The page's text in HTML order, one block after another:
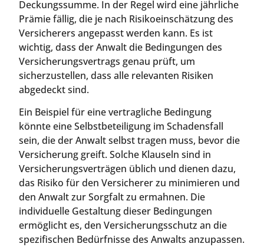
Deckungssumme. In der Regel wird eine jährliche
Prämie fällig, die je nach Risikoeinschätzung des
Versicherers angepasst werden kann. Es ist
wichtig, dass der Anwalt die Bedingungen des
Versicherungsvertrags genau prüft, um
sicherzustellen, dass alle relevanten Risiken
abgedeckt sind.
Ein Beispiel für eine vertragliche Bedingung
könnte eine Selbstbeteiligung im Schadensfall
sein, die der Anwalt selbst tragen muss, bevor die
Versicherung greift. Solche Klauseln sind in
Versicherungsverträgen üblich und dienen dazu,
das Risiko für den Versicherer zu minimieren und
den Anwalt zur Sorgfalt zu ermahnen. Die
individuelle Gestaltung dieser Bedingungen
ermöglicht es, den Versicherungsschutz an die
spezifischen Bedürfnisse des Anwalts anzupassen.